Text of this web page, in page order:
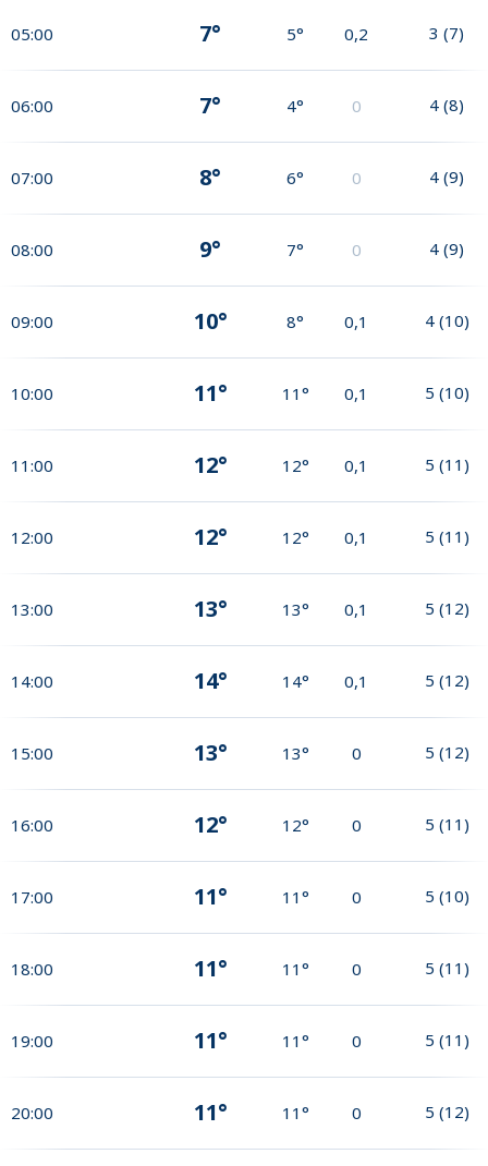
05:00 7° 5° 0,2 3 (7)
06:00 7° 4° 0 4 (8)
07:00 8° 6° 0 4 (9)
08:00 9° 7° 0 4 (9)
09:00 10° 8° 0,1 4 (10)
10:00 11° 11° 0,1 5 (10)
11:00 12° 12° 0,1 5 (11)
12:00 12° 12° 0,1 5 (11)
13:00 13° 13° 0,1 5 (12)
14:00 14° 14° 0,1 5 (12)
15:00 13° 13° 0 5 (12)
16:00 12° 12° 0 5 (11)
17:00 11° 11° 0 5 (10)
18:00 11° 11° 0 5 (11)
19:00 11° 11° 0 5 (11)
20:00 11° 11° 0 5 (12)